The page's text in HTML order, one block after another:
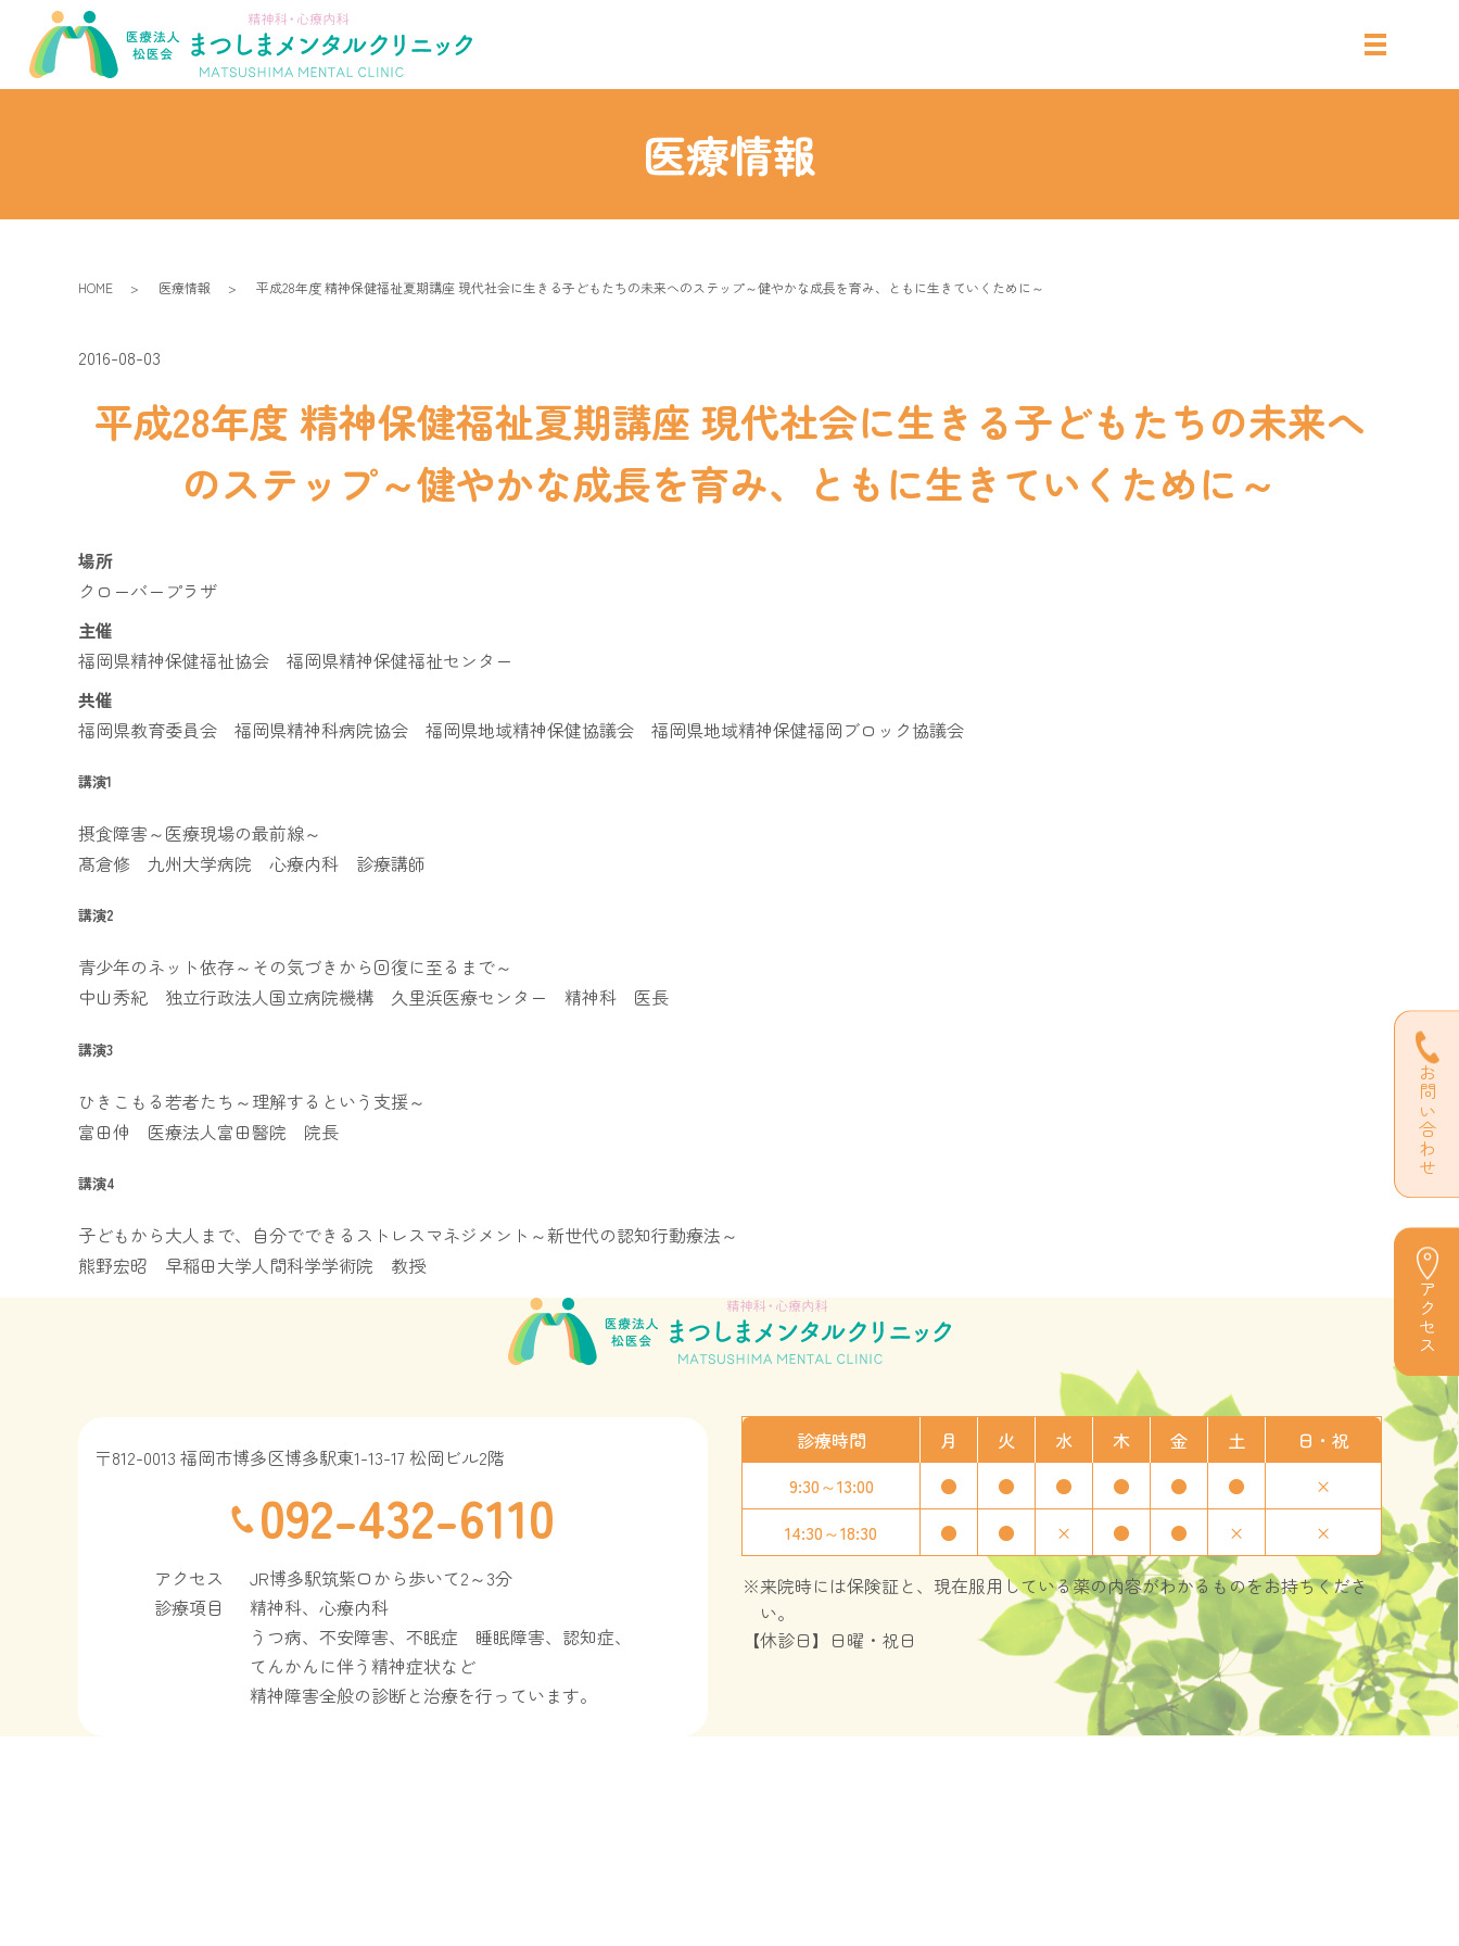
医療情報
HOME 医療情報 平成28年度 精神保健福祉夏期講座 現代社会に生きる子どもたちの未来へのステップ～健やかな成長を育み、ともに生きていくために～
2016-08-03
平成28年度 精神保健福祉夏期講座 現代社会に生きる子どもたちの未来へ
のステップ～健やかな成長を育み、ともに生きていくために～
場所
クローバープラザ
主催
福岡県精神保健福祉協会 福岡県精神保健福祉センター
共催
福岡県教育委員会 福岡県精神科病院協会 福岡県地域精神保健協議会 福岡県地域精神保健福岡ブロック協議会
講演1
摂食障害～医療現場の最前線～
髙倉修 九州大学病院 心療内科 診療講師
講演2
青少年のネット依存～その気づきから回復に至るまで～
中山秀紀 独立行政法人国立病院機構 久里浜医療センター 精神科 医長
講演3
ひきこもる若者たち～理解するという支援～
富田伸 医療法人富田醫院 院長
講演4
子どもから大人まで、自分でできるストレスマネジメント～新世代の認知行動療法～
熊野宏昭 早稲田大学人間科学学術院 教授
〒812-0013 福岡市博多区博多駅東1-13-17 松岡ビル2階
092-432-6110
アクセス
JR博多駅筑紫口から歩いて2～3分
診療項目
精神科、心療内科
うつ病、不安障害、不眠症 睡眠障害、認知症、
てんかんに伴う精神症状など
精神障害全般の診断と治療を行っています。
診療時間 月 火 水 木 金 土
日・祝
9:30～13:00
● ● ● ● ● ●
×
14:30～18:30
● ● × ● ● × ×
※来院時には保険証と、現在服用している薬の内容がわかるものをお持ちくださ
い。
【休診日】日曜・祝日
お問い合わせ
アクセス